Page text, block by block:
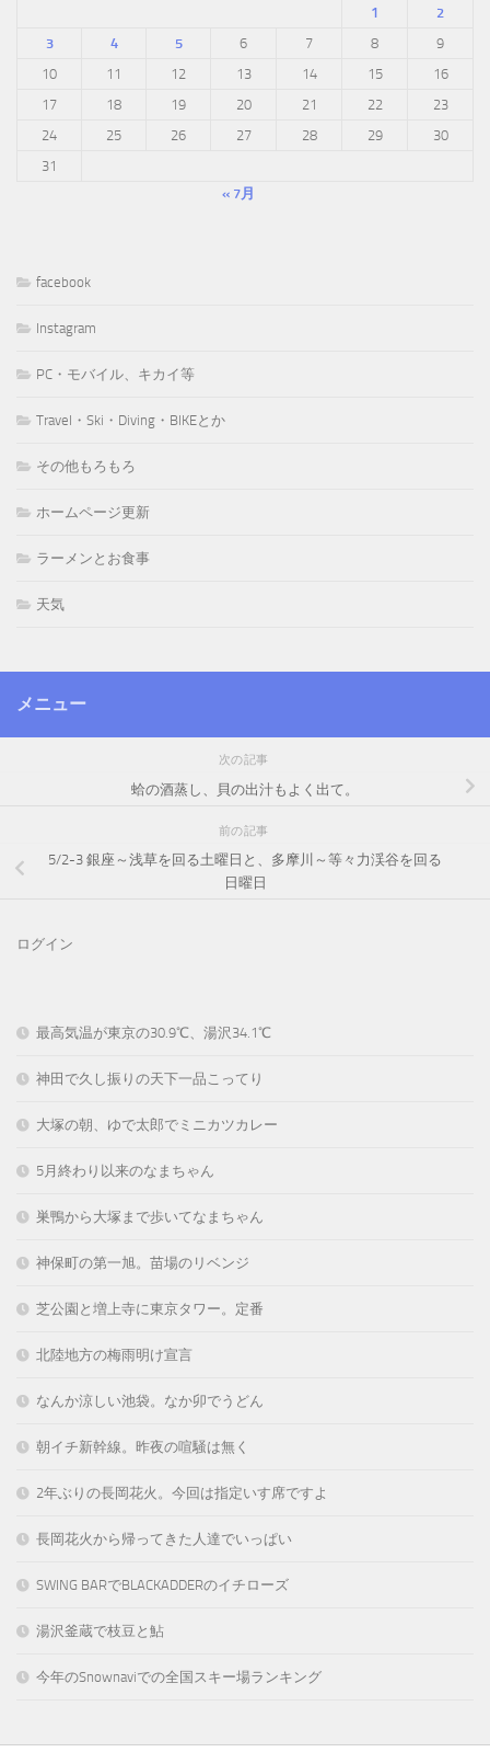
1
2
3
4 5 6 7 8
9
10
11 12 13 14 15
16
17
18 19 20 21 22
23
24
25 26 27 28 29
30
31
« 7月
facebook
Instagram
PC・モバイル、キカイ等
Travel・Ski・Diving・BIKEとか
その他もろもろ
ホームページ更新
ラーメンとお食事
天気
メニュー
次の記事
蛤の酒蒸し、貝の出汁もよく出て。
前の記事
5/2-3 銀座～浅草を回る土曜日と、多摩川～等々力渓谷を回る
日曜日
ログイン
最高気温が東京の30.9℃、湯沢34.1℃
神田で久し振りの天下一品こってり
大塚の朝、ゆで太郎でミニカツカレー
5月終わり以来のなまちゃん
巣鴨から大塚まで歩いてなまちゃん
神保町の第一旭。苗場のリベンジ
芝公園と増上寺に東京タワー。定番
北陸地方の梅雨明け宣言
なんか涼しい池袋。なか卯でうどん
朝イチ新幹線。昨夜の喧騒は無く
2年ぶりの長岡花火。今回は指定いす席ですよ
長岡花火から帰ってきた人達でいっぱい
SWING BARでBLACKADDERのイチローズ
湯沢釜蔵で枝豆と鮎
今年のSnownaviでの全国スキー場ランキング